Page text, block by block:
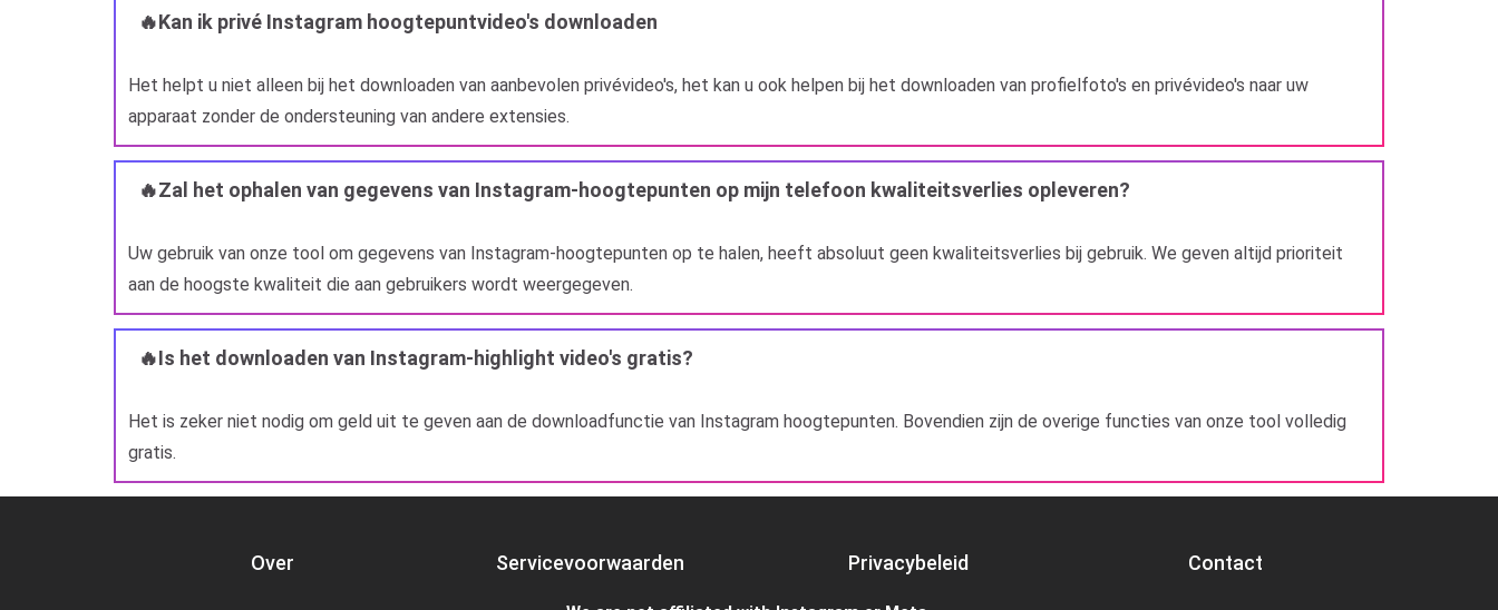
🔥Kan ik privé Instagram hoogtepuntvideo's downloaden
Het helpt u niet alleen bij het downloaden van aanbevolen privévideo's, het kan u ook helpen bij het downloaden van profielfoto's en privévideo's naar uw
apparaat zonder de ondersteuning van andere extensies.
🔥Zal het ophalen van gegevens van Instagram-hoogtepunten op mijn telefoon kwaliteitsverlies opleveren?
Uw gebruik van onze tool om gegevens van Instagram-hoogtepunten op te halen, heeft absoluut geen kwaliteitsverlies bij gebruik. We geven altijd prioriteit
aan de hoogste kwaliteit die aan gebruikers wordt weergegeven.
🔥Is het downloaden van Instagram-highlight video's gratis?
Het is zeker niet nodig om geld uit te geven aan de downloadfunctie van Instagram hoogtepunten. Bovendien zijn de overige functies van onze tool volledig
gratis.
Over Servicevoorwaarden Privacybeleid Contact